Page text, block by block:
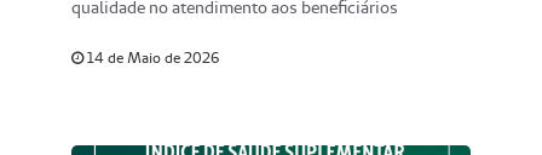
qualidade no atendimento aos beneficiários
14 de Maio de 2026